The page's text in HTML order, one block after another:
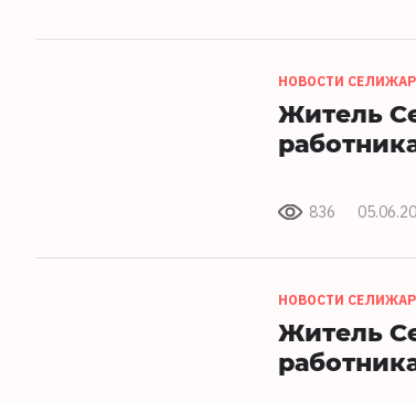
НОВОСТИ
Житель
836
НОВОСТИ
Житель